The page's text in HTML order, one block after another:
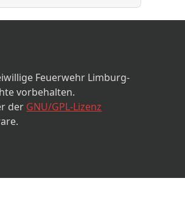
Feuerwehr Limburg-
vorbehalten.
der GNU/GPL-Lizenz